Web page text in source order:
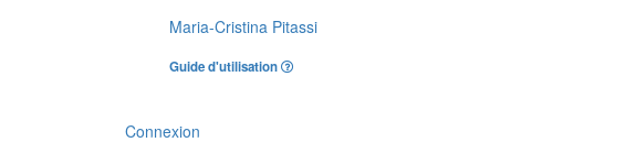
Maria-Cristina Pitassi
Guide d'utilisation
Connexion